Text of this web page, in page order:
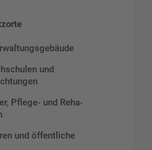
und
Pflege- und Reha-
und öffentliche